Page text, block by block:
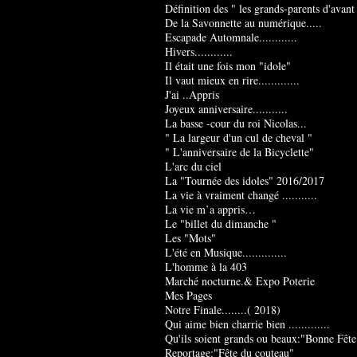
Définition des " les grands-parents
De la Savonnette au numérique.....
Escapade Automnale............
Hivers............
Il était une fois mon "idole"
Il vaut mieux en rire.............
J'ai ..Appris
Joyeux anniversaire...........
La basse -cour du roi Nicolas...
" La largeur d'un cul de cheval "
" L'anniversaire de la Bicyclette"
L'arc du ciel
La "Tournée des idoles" 2016/2017
La vie à vraiment changé ...........
La vie m’a appris…
Le "billet du dimanche "
Les "Mots"
L'été en Musique..............
L'homme à la 403
Marché nocturne.& Expo Poterie
Mes Pages
Notre Finale........( 2018)
Qui aime bien charrie bien .............
Qu'ils soient grands ou beaux:"Bonne
Reportage:"Fête du couteau"